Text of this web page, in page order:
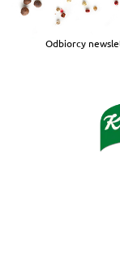
Odbiorcy